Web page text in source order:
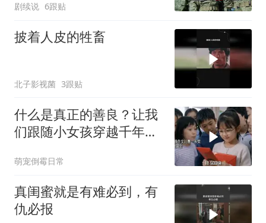
剧续说 6跟贴
披着人皮的牲畜
北子影视菌 3跟贴
什么是真正的善良？让我
们跟随小女孩穿越千年寻
萌宠倒霉日常
真闺蜜就是有难必到，有
仇必报